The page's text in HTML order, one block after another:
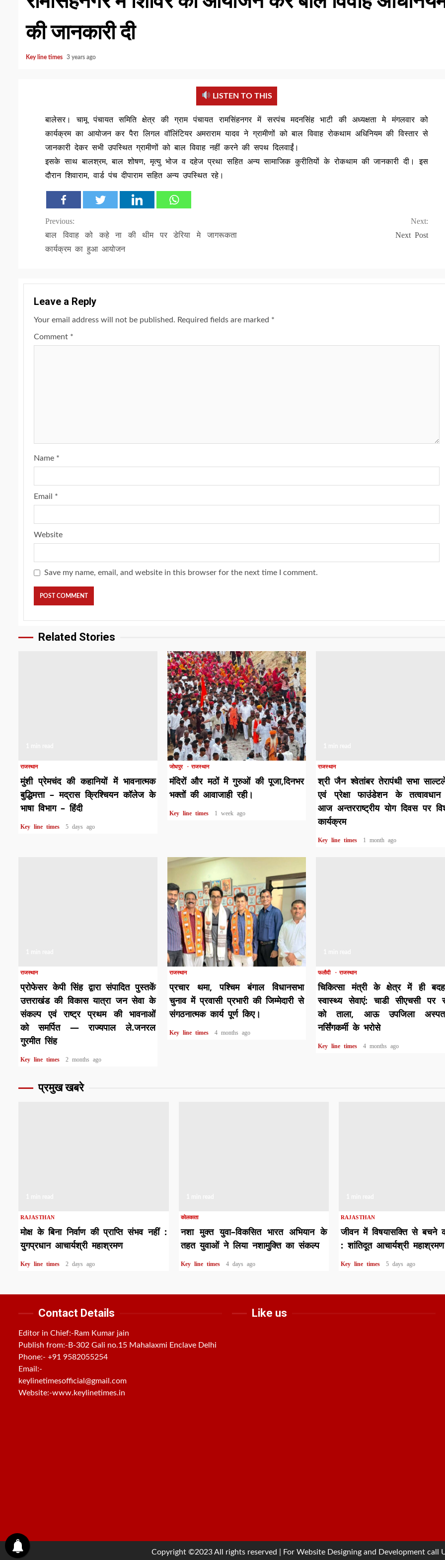
की जानकारी दी
Key line times 3 years ago
LISTEN TO THIS
बालेसर। चामू पंचायत समिति क्षेत्र की ग्राम पंचायत रामसिंहनगर में सरपंच मदनसिंह भाटी की अध्यक्षता मे मंगलवार को
कार्यक्रम का आयोजन कर पैरा लिगल वॉलिंटियर अमराराम यादव ने ग्रामीणों को बाल विवाह रोकथाम अधिनियम की विस्तार से
जानकारी देकर सभी उपस्थित ग्रामीणों को बाल विवाह नहीं करने की सपथ दिलवाईं।
इसके साथ बालश्रम, बाल शोषण, मृत्यु भोज व दहेज प्रथा सहित अन्य सामाजिक कुरीतियों के रोकथाम की जानकारी दी। इस
दौरान शिवाराम, वार्ड पंच दीपाराम सहित अन्य उपस्थित रहे।
Continue
Reading
Previous:
बाल विवाह को कहे ना की थीम पर डेरिया मे जागरूकता
कार्यक्रम का हुआ आयोजन
Next:
Next Post
Leave a Reply
Your email address will not be published. Required fields are marked *
Comment *
Name *
Email *
Website
Save my name, email, and website in this browser for the next time I comment.
Related Stories
राजस्थान
मुंशी प्रेमचंद की कहानियों में भावनात्मक
बुद्धिमत्ता – मद्रास क्रिश्चियन कॉलेज के
भाषा विभाग – हिंदी
Key line times 5 days ago
1 min read
जोधपुर राजस्थान
मंदिरों और मठों में गुरुओं की पूजा,दिनभर
भक्तों की आवाजाही रही।
Key line times 1 week ago
राजस्थान
श्री जैन श्वेतांबर तेरापंथी सभा
एवं प्रेक्षा फाउंडेशन के
आज अन्तरराष्ट्रीय योग दिवस पर
कार्यक्रम
Key line times 1 month ago
राजस्थान
प्रोफेसर केपी सिंह द्वारा संपादित पुस्तकें
उत्तराखंड की विकास यात्रा जन सेवा के
संकल्प एवं राष्ट्र प्रथम की भावनाओं
को समर्पित — राज्यपाल ले.जनरल
गुरमीत सिंह
Key line times 2 months ago
1 min read
राजस्थान
प्रचार थमा, पश्चिम बंगाल विधानसभा
चुनाव में प्रवासी प्रभारी की जिम्मेदारी से
संगठनात्मक कार्य पूर्ण किए।
Key line times 4 months ago
फलौदी राजस्थान
चिकित्सा मंत्री के क्षेत्र में ही
स्वास्थ्य सेवाएं: चाडी सीएचसी पर
को ताला, आऊ उपजिला
नर्सिंगकर्मी के भरोसे
Key line times 4 months ago
प्रमुख खबरे
RAJASTHAN
मोक्ष के बिना निर्वाण की प्राप्ति संभव नहीं :
युगप्रधान आचार्यश्री महाश्रमण
Key line times 2 days ago
कोलकाता
नशा मुक्त युवा–विकसित भारत अभियान के
तहत युवाओं ने लिया नशामुक्ति का संकल्प
Key line times 4 days ago
RAJASTHAN
जीवन में विषयासक्ति से बचने
: शांतिदूत आचार्यश्री महाश्रमण
Key line times 5 days ago
Contact Details
Editor in Chief:-Ram Kumar jain
Publish from:- B-302 Gali no.15 Mahalaxmi Enclave Delhi
Phone:- +91 9582055254
Email:-
keylinetimesofficial@gmail.com
Website:-www.keylinetimes.in
Like us
Copyright ©2023 All rights reserved | For Website Designing and Development call